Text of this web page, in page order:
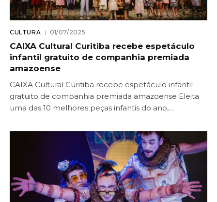
CULTURA 01/07/2025
CAIXA Cultural Curitiba recebe espetáculo
infantil gratuito de companhia premiada
amazoense
CAIXA Cultural Curitiba recebe espetáculo infantil
gratuito de companhia premiada amazoense Eleita
uma das 10 melhores peças infantis do ano,…